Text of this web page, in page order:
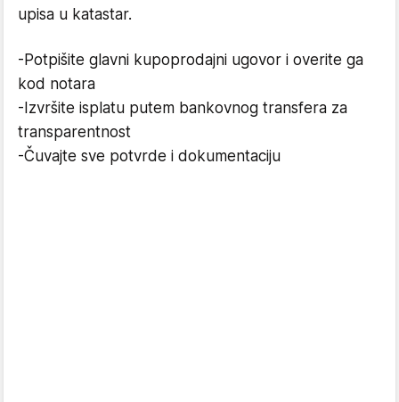
upisa u katastar.
-Potpišite glavni kupoprodajni ugovor i overite ga
kod notara
-Izvršite isplatu putem bankovnog transfera za
transparentnost
-Čuvajte sve potvrde i dokumentaciju